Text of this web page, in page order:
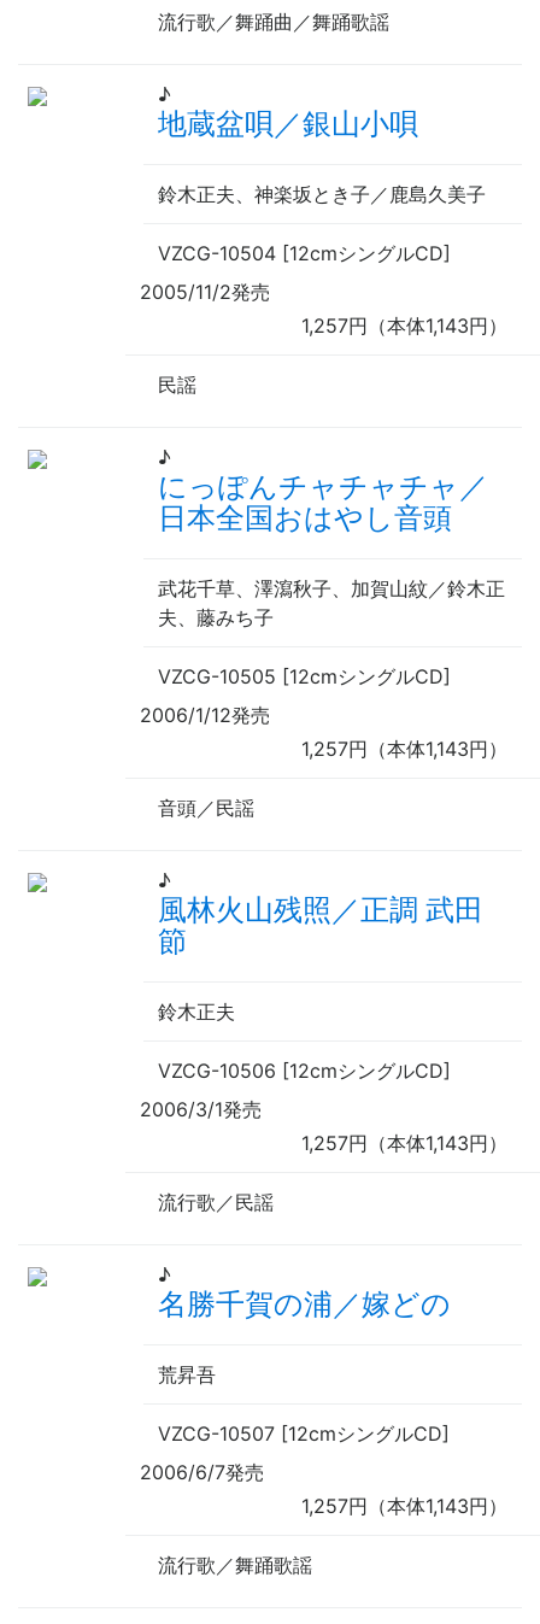
流行歌／舞踊曲／舞踊歌謡
♪
地蔵盆唄／銀山小唄
鈴木正夫、神楽坂とき子／鹿島久美子
VZCG-10504 [12cmシングルCD]
2005/11/2発売
1,257円（本体1,143円）
民謡
♪
にっぽんチャチャチャ／
日本全国おはやし音頭
武花千草、澤瀉秋子、加賀山紋／鈴木正
夫、藤みち子
VZCG-10505 [12cmシングルCD]
2006/1/12発売
1,257円（本体1,143円）
音頭／民謡
♪
風林火山残照／正調 武田
節
鈴木正夫
VZCG-10506 [12cmシングルCD]
2006/3/1発売
1,257円（本体1,143円）
流行歌／民謡
♪
名勝千賀の浦／嫁どの
荒昇吾
VZCG-10507 [12cmシングルCD]
2006/6/7発売
1,257円（本体1,143円）
流行歌／舞踊歌謡